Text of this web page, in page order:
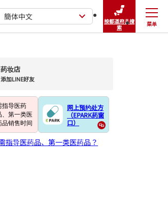
簡体中文
按都道府县搜
索
菜单
关闭
药妆店
添加LINE好友
指导医药
、第一类医
品销售时间
网上预约处方
（EPARK药窗
口）
指导医药品、第一类医药品？